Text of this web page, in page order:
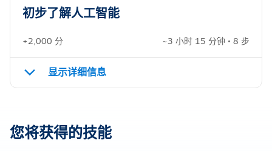
初步了解人工智能
+2,000 分 ~3 小时 15 分钟 • 8 步
显示详细信息
您将获得的技能